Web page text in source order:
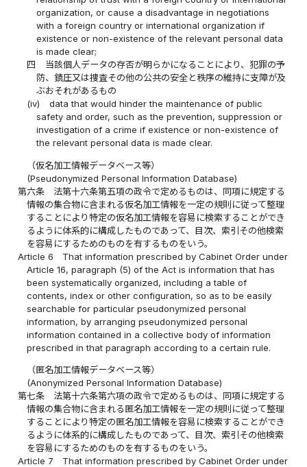
organization, or cause a disadvantage in negotiations
with a foreign country or international organization if
existence or non-existence of the relevant personal data
is made clear;
四
当該個人データの存否が明らかになることにより、犯罪の予
防、鎮圧又は捜査その他の公共の安全と秩序の維持に支障が及
ぶおそれがあるもの
(iv)
data that would hinder the maintenance of public
safety and order, such as the prevention, suppression or
investigation of a crime if existence or non-existence of
the relevant personal data is made clear.
（仮名加工情報データベース等）
(Pseudonymized Personal Information Database)
第六条
法第十六条第五項の政令で定めるものは、同項に規定する
情報の集合物に含まれる仮名加工情報を一定の規則に従って整理
することにより特定の仮名加工情報を容易に検索することができ
るように体系的に構成したものであって、目次、索引その他検索
を容易にするためのものを有するものをいう。
Article 6
That information prescribed by Cabinet Order under
Article 16, paragraph (5) of the Act is information that has
been systematically organized, including a table of
contents, index or other configuration, so as to be easily
searchable for particular pseudonymized personal
information, by arranging pseudonymized personal
information contained in a collective body of information
prescribed in that paragraph according to a certain rule.
（匿名加工情報データベース等）
(Anonymized Personal Information Database)
第七条
法第十六条第六項の政令で定めるものは、同項に規定する
情報の集合物に含まれる匿名加工情報を一定の規則に従って整理
することにより特定の匿名加工情報を容易に検索することができ
るように体系的に構成したものであって、目次、索引その他検索
を容易にするためのものを有するものをいう。
Article 7
That information prescribed by Cabinet Order under